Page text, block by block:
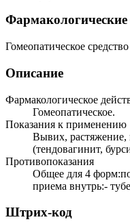
Гомеопатическое средство
Описание
Фармакологическое
Гомеопатическое.
Показания к применению
Вывих, растяжение,
(тендовагинит,
Противопоказания
Общее для 4
приема внутрь:-
Штрих-код